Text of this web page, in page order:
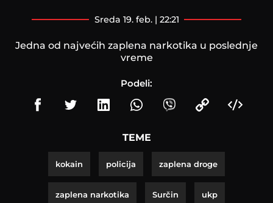
sreda 19. feb. | 22:21
Jedna od najvećih zaplena narkotika u poslednje
vreme
Podeli:
TEME
kokain policija zaplena droge
zaplena narkotika Surčin ukp